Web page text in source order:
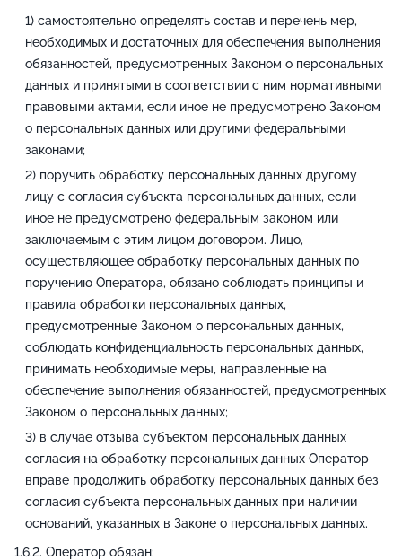
самостоятельно определять состав и перечень мер,
необходимых и достаточных для обеспечения выполнения
обязанностей, предусмотренных Законом о персональных
данных и принятыми в соответствии с ним нормативными
правовыми актами, если иное не предусмотрено Законом
о персональных данных или другими федеральными
законами;
поручить обработку персональных данных другому
лицу с согласия субъекта персональных данных, если
иное не предусмотрено федеральным законом или
заключаемым с этим лицом договором. Лицо,
осуществляющее обработку персональных данных по
поручению Оператора, обязано соблюдать принципы и
правила обработки персональных данных,
предусмотренные Законом о персональных данных,
соблюдать конфиденциальность персональных данных,
принимать необходимые меры, направленные на
обеспечение выполнения обязанностей, предусмотренных
Законом о персональных данных;
в случае отзыва субъектом персональных данных
согласия на обработку персональных данных Оператор
вправе продолжить обработку персональных данных без
согласия субъекта персональных данных при наличии
оснований, указанных в Законе о персональных данных.
Оператор обязан: